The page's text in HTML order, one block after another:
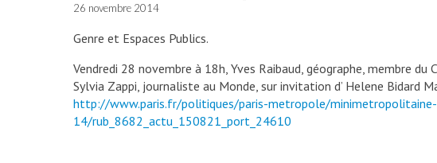
26 novembre 2014
Genre et Espaces Publics.
Vendredi 28 novembre à 18h, Yves Raibaud, géographe, membre
Sylvia Zappi, journaliste au Monde, sur invitation d’ Helene Bidard
http://www.paris.fr/politiques/paris-metropole/
14/rub_8682_actu_150821_port_24610